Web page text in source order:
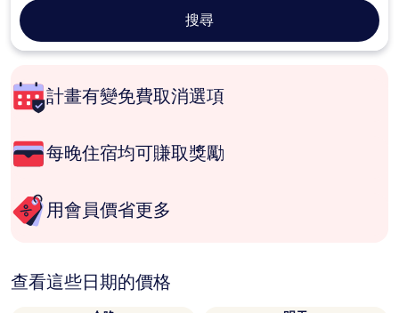
搜尋
計畫有變免費取消選項
每晚住宿均可賺取獎勵
用會員價省更多
查看這些日期的價格